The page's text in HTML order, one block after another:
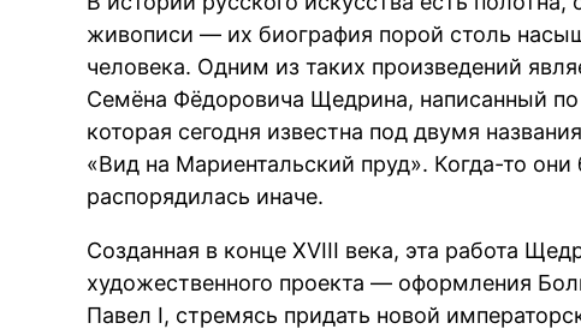
живописи — их биография порой столь
человека. Одним из таких произведений
Семёна Фёдоровича Щедрина, написанный
которая сегодня известна под двумя
«Вид на Мариентальский пруд». Когда-то
распорядилась иначе.
Созданная в конце XVIII века, эта работа
художественного проекта — оформления
Павел I, стремясь придать новой